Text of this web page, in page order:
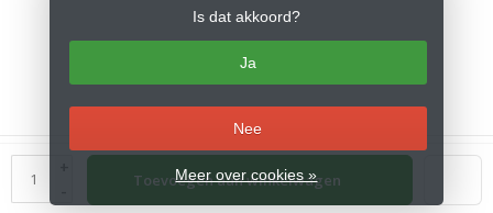
Toevoegen aan winkelwagen
Is dat akkoord?
Ja
Nee
Meer over cookies »
© Copyright 2026 Kidsspel
- Powered by
Lightspeed